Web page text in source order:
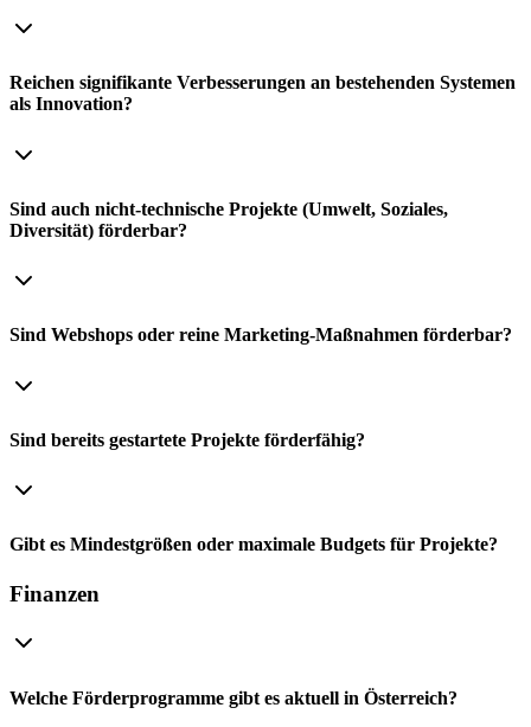
Reichen signifikante Verbesserungen an bestehenden Systemen
als Innovation?
Sind auch nicht-technische Projekte (Umwelt, Soziales,
Diversität) förderbar?
Sind Webshops oder reine Marketing-Maßnahmen förderbar?
Sind bereits gestartete Projekte förderfähig?
Gibt es Mindestgrößen oder maximale Budgets für Projekte?
Finanzen
Welche Förderprogramme gibt es aktuell in Österreich?